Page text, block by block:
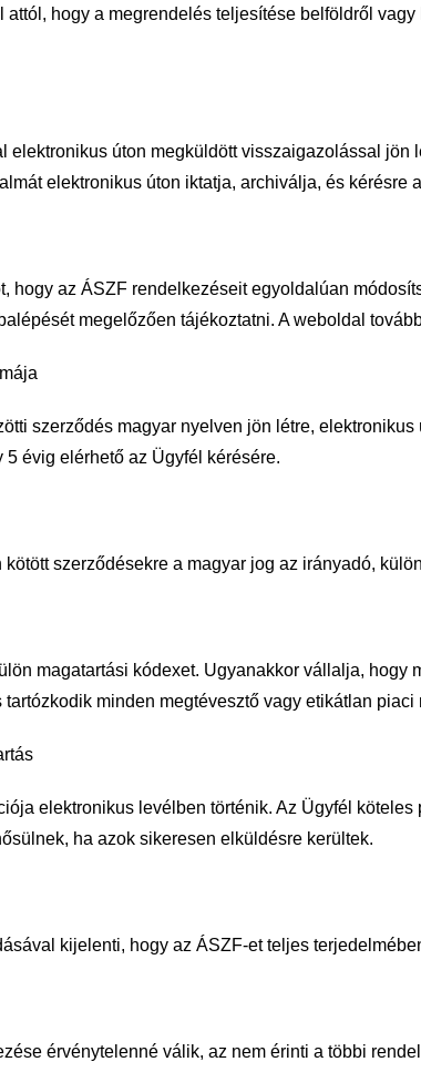
attól, hogy a megrendelés teljesítése belföldről vagy
elektronikus úton megküldött visszaigazolással jön
elektronikus úton iktatja, archiválja, és kérésre
hogy az ÁSZF rendelkezéseit egyoldalúan
megelőzően tájékoztatni. A weboldal
szerződés magyar nyelven jön létre, elektronikus
5 évig elérhető az Ügyfél kérésére.
szerződésekre a magyar jog az irányadó,
magatartási kódexet. Ugyanakkor vállalja, hogy
tartózkodik minden megtévesztő vagy etikátlan piaci
elektronikus levélben történik. Az Ügyfél köteles
ha azok sikeresen elküldésre kerültek.
kijelenti, hogy az ÁSZF-et teljes
érvénytelenné válik, az nem érinti a többi